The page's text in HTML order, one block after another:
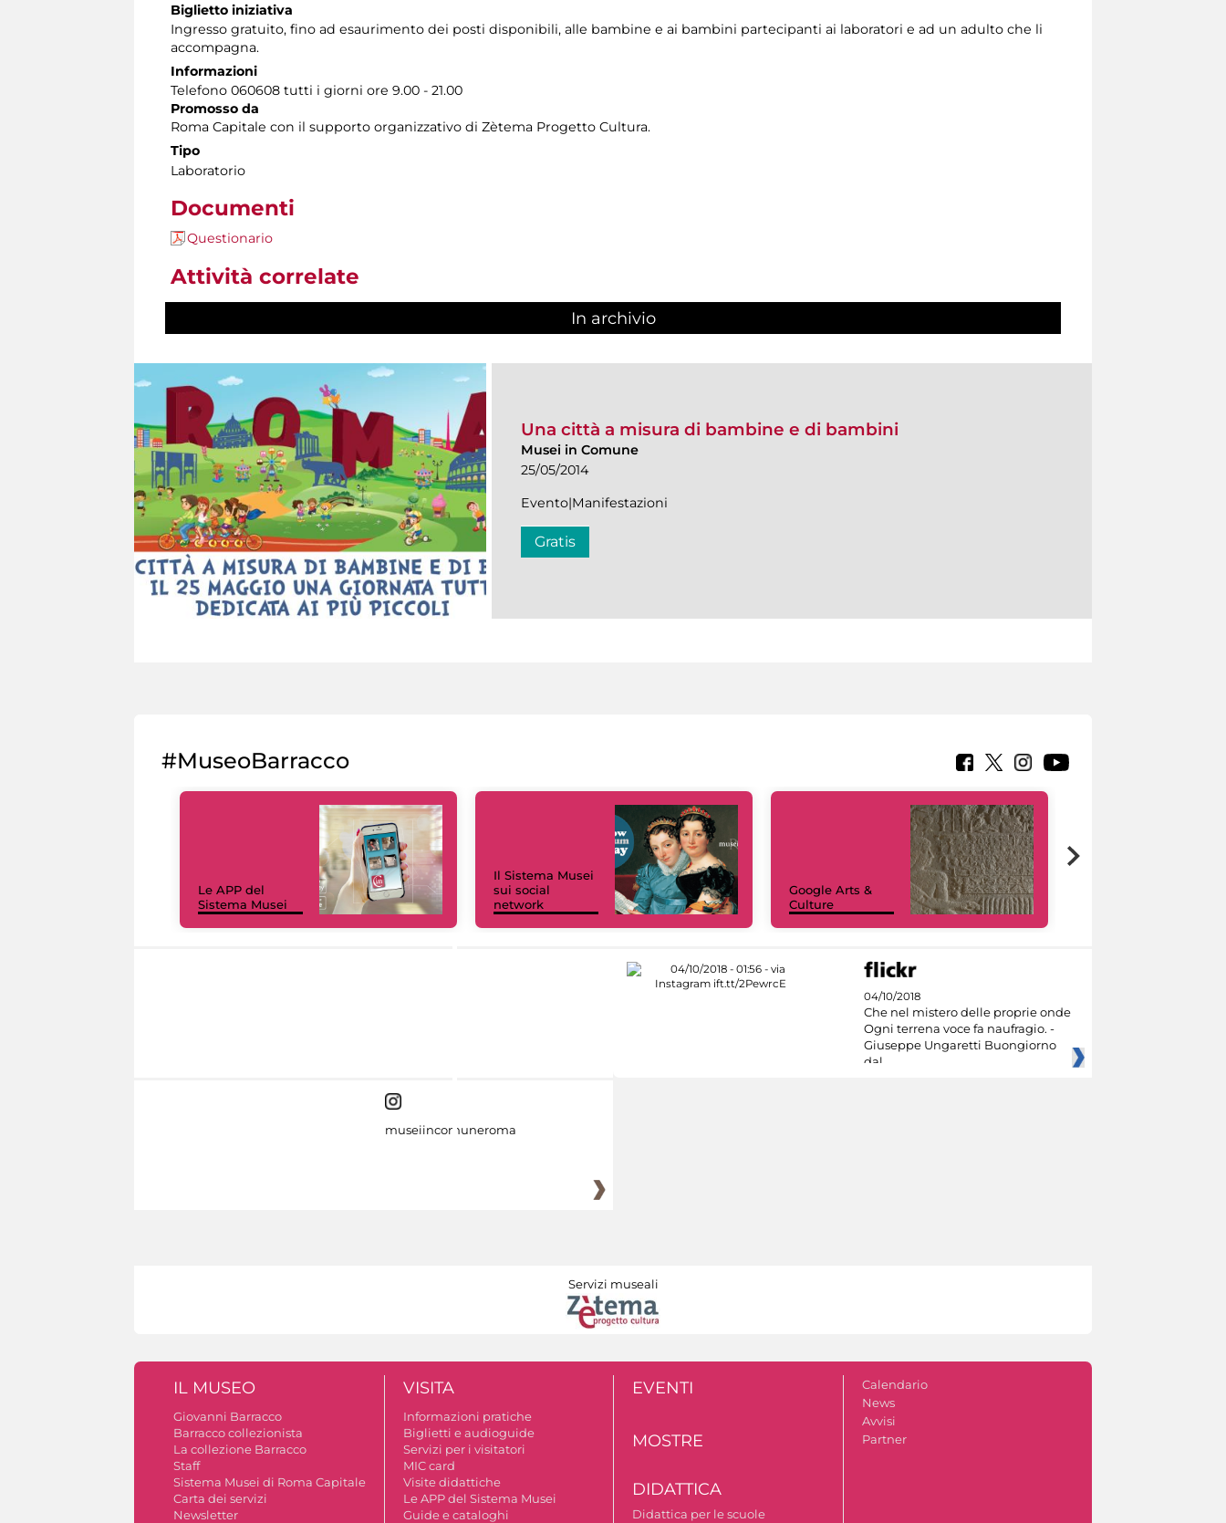
Biglietto iniziativa
Ingresso gratuito, fino ad esaurimento dei posti disponibili, alle bambine e ai bambini partecipanti ai laboratori e ad un adulto che li
accompagna.
Informazioni
Telefono 060608 tutti i giorni ore 9.00 - 21.00
Promosso da
Roma Capitale con il supporto organizzativo di Zètema Progetto Cultura.
Tipo
Laboratorio
Documenti
Questionario
Attività correlate
In archivio
Una città a misura di bambine e di bambini
Musei in Comune
25/05/2014
Evento|Manifestazioni
Gratis
#MuseoBarracco
Le APP del
Sistema Musei
Il Sistema Musei
sui social
network
Google Arts &
Culture
04/10/2018
Che nel mistero delle proprie onde
Ogni terrena voce fa naufragio. -
Giuseppe Ungaretti Buongiorno
dal
museiincomuneroma
Servizi museali
IL MUSEO
Giovanni Barracco
Barracco collezionista
La collezione Barracco
Staff
Sistema Musei di Roma Capitale
Carta dei servizi
Newsletter
VISITA
Informazioni pratiche
Biglietti e audioguide
Servizi per i visitatori
MIC card
Visite didattiche
Le APP del Sistema Musei
Guide e cataloghi
EVENTI
MOSTRE
DIDATTICA
Didattica per le scuole
Calendario
News
Avvisi
Partner